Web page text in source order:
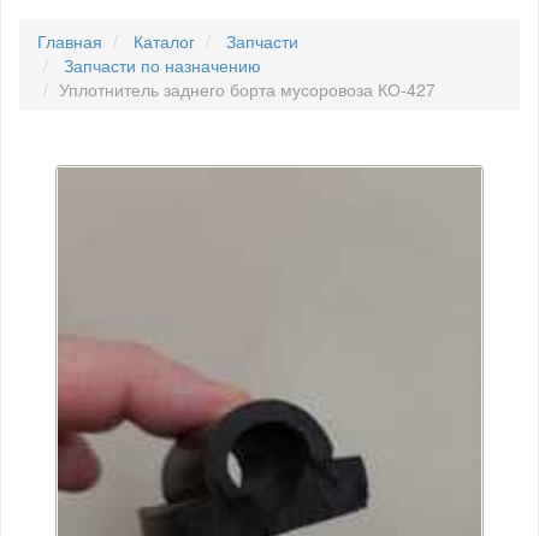
Главная Каталог
Запчасти
Запчасти по назначению
Уплотнитель заднего борта мусоровоза КО-427